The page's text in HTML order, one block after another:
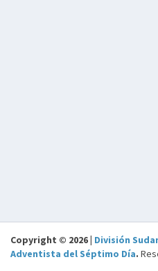
Copyright © 2026 | División
Adventista del Séptimo Día.